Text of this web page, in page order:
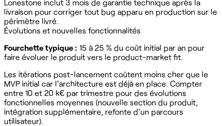
Lonestone inclut 3 mois de garantie technique après la
livraison pour corriger tout bug apparu en production sur le
périmètre livré.
Évolutions et nouvelles fonctionnalités
Fourchette typique : 15 à 25 % du coût initial par an pour
faire évoluer le produit vers le product-market fit.
Les itérations post-lancement coûtent moins cher que le
MVP initial car l'architecture est déjà en place. Compter
entre 10 et 20 k€ par trimestre pour des évolutions
fonctionnelles moyennes (nouvelle section du produit,
intégration supplémentaire, refonte d'un parcours
utilisateur).